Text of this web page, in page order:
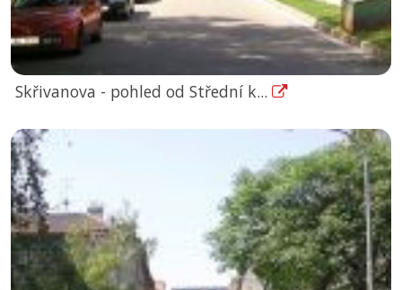
Skřivanova - pohled od Střední k...